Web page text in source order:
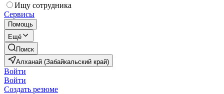
Ищу сотрудника
Сервисы
Помощь
Ещё
Поиск
Алханай (Забайкальский край)
Войти
Войти
Создать резюме